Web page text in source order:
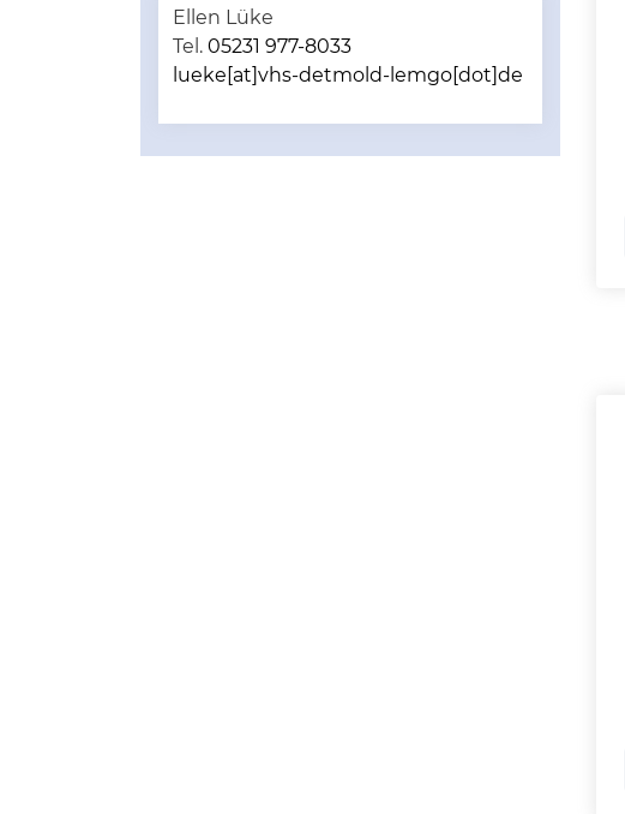
Ellen Lüke
Tel. 05231 977-8033
lueke[at]vhs-detmold-lemgo[dot]de